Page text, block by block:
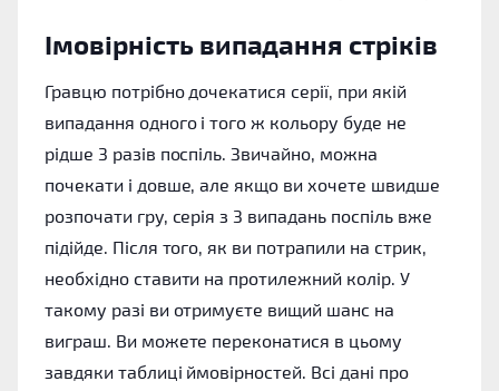
Імовірність випадання стріків
Гравцю потрібно дочекатися серії, при якій
випадання одного і того ж кольору буде не
рідше 3 разів поспіль. Звичайно, можна
почекати і довше, але якщо ви хочете швидше
розпочати гру, серія з 3 випадань поспіль вже
підійде. Після того, як ви потрапили на стрик,
необхідно ставити на протилежний колір. У
такому разі ви отримуєте вищий шанс на
виграш. Ви можете переконатися в цьому
завдяки таблиці ймовірностей. Всі дані про